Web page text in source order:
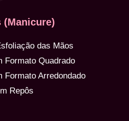
(Manicure)
das Mãos
Formato Quadrado
Formato Arredondado
Repôs